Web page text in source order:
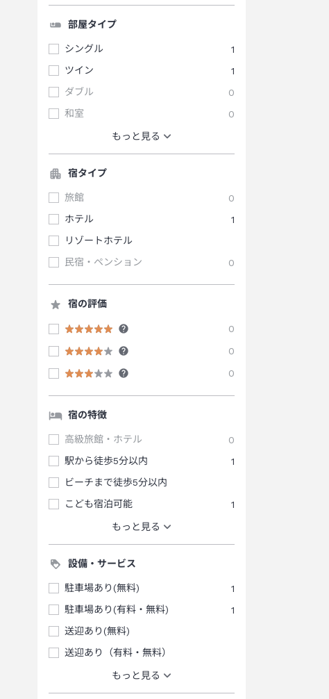
部屋タイプ
シングル
1
ツイン
1
ダブル
0
和室
0
もっと見る
宿タイプ
旅館
0
ホテル
1
リゾートホテル
民宿・ペンション
0
宿の評価
0
0
0
宿の特徴
高級旅館・ホテル
0
駅から徒歩5分以内
1
ビーチまで徒歩5分以内
こども宿泊可能
1
もっと見る
設備・サービス
駐車場あり(無料)
1
駐車場あり(有料・無料)
1
送迎あり(無料)
送迎あり（有料・無料）
もっと見る